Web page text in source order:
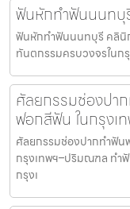
ฟันหักทำฟันนนทบุ
ฟันหักทำฟันนนทบุรี คลินิ
ทันตกรรมครบวงจรใน
ศัลยกรรมช่องปา
ฟอกสีฟัน ในกรุง
ศัลยกรรมช่องปากทำฟัน
กรุงเทพฯ–ปริมณฑล ทำ
กรุงเ